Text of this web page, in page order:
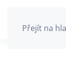
Přejít na